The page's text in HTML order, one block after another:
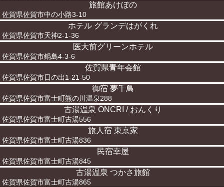
旅館あけぼの
佐賀県佐賀市中の小路3-10
ホテル グランデはがくれ
佐賀県佐賀市天神2-1-36
医大前グリーンホテル
佐賀県佐賀市鍋島4-3-6
佐賀県青年会館
佐賀県佐賀市日の出1-21-50
御宿 夢千鳥
佐賀県佐賀市富士町熊の川温泉288
古湯温泉 ONCRI / おんくり
佐賀県佐賀市富士町古湯556
旅人宿 東京家
佐賀県佐賀市富士町古湯836
民宿幸屋
佐賀県佐賀市富士町古湯845
古湯温泉 つかさ旅館
佐賀県佐賀市富士町古湯865